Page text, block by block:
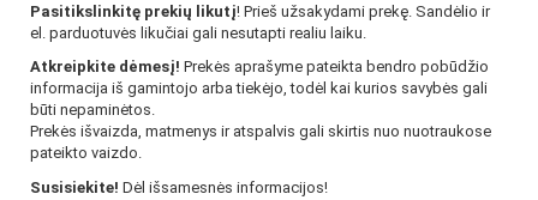
Pasitikslinkitę prekių likutį! Prieš užsakydami prekę. Sandėlio ir
el. parduotuvės likučiai gali nesutapti realiu laiku.
Atkreipkite dėmesį! Prekės aprašyme pateikta bendro pobūdžio
informacija iš gamintojo arba tiekėjo, todėl kai kurios savybės gali
būti nepaminėtos.
Prekės išvaizda, matmenys ir atspalvis gali skirtis nuo nuotraukose
pateikto vaizdo.
Susisiekite! Dėl išsamesnės informacijos!